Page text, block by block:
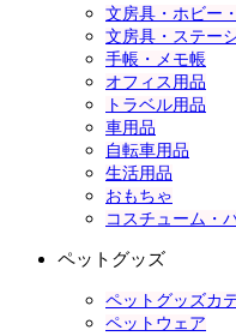
文房具・ホビー
文房具・ステー
手帳・メモ帳
オフィス用品
トラベル用品
車用品
自転車用品
生活用品
おもちゃ
コスチューム・
ペットグッズ
ペットグッズカ
ペットウェア